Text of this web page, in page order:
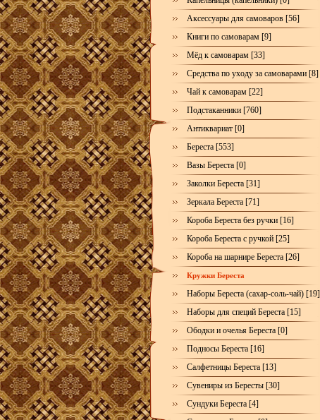
Аксессуары для самоваров [56]
Книги по самоварам [9]
Мёд к самоварам [33]
Средства по уходу за самоварами [8]
Чай к самоварам [22]
Подстаканники [760]
Антиквариат [0]
Береста [553]
Вазы Береста [0]
Заколки Береста [31]
Зеркала Береста [71]
Короба Береста без ручки [16]
Короба Береста с ручкой [25]
Короба на шарнире Береста [26]
Кружки Береста
Наборы Береста (сахар-соль-чай) [19]
Наборы для специй Береста [15]
Ободки и очелья Береста [0]
Подносы Береста [16]
Салфетницы Береста [13]
Сувениры из Бересты [30]
Сундуки Береста [4]